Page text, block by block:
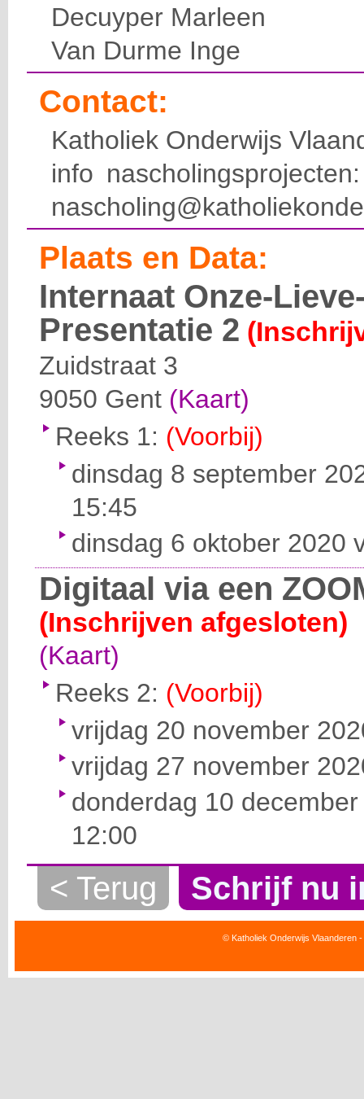
Decuyper Marleen
Van Durme Inge
Contact:
Katholiek Onderwijs
info
Plaats en Data:
Internaat Onze-
Presentatie 2
Zuidstraat 3
9050 Gent (Kaart)
Reeks 1: (Voorbij)
dinsdag 8 september
15:45
dinsdag 6 oktober 2020
Digitaal via een
(Inschrijven afgesloten)
(Kaart)
Reeks 2: (Voorbij)
vrijdag 20 november
vrijdag 27 november
donderdag 10
12:00
< Terug Schrijf nu
© Katholiek Onderwijs Vlaanderen